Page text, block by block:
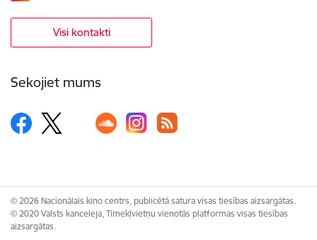
Visi kontakti
Sekojiet mums
© 2026 Nacionālais kino centrs, publicētā satura visas tiesības aizsargātas.
© 2020 Valsts kanceleja, Tīmekļvietņu vienotās platformas visas tiesības
aizsargātas.